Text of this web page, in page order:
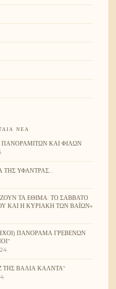
ΝΈΑ
ΚΑΙ ΦΊΛΩΝ
ΥΦΆΝΤΡΑΣ…
ΤΑ ΈΘΙΜΑ: ΤΟ ΣΆΒΒΑΤΟ
ΚΑΙ Η ΚΥΡΙΑΚΉ ΤΩΝ ΒΑΪ́ΩΝ»
ΠΑΝΌΡΑΜΑ ΓΡΕΒΕΝΏΝ
ΤΗΣ ΒΆΛΙΑ ΚΆΛΝΤΑ”